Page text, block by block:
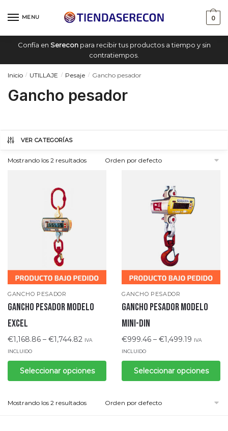
MENU 0
Confía en Sereconpara recibir tus productos a tiempo y sin
contratiempos.
Inicio / UTILLAJE / Pesaje / Gancho pesador
Gancho pesador
VER CATEGORÍAS
Mostrando los 2 resultados
GANCHO PESADOR
Gancho pesador modelo
Excel
€1,168.86 – €1,744.82 IVA
INCLUIDO
Seleccionar opciones
GANCHO PESADOR
Gancho pesador modelo
Mini-DIN
€999.46 – €1,499.19 IVA
INCLUIDO
Seleccionar opciones
Mostrando los 2 resultados